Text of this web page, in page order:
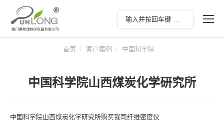
首页 客户案例 中国科学院…
中国科学院山西煤炭化学研究所
中国科学院山西煤炭化学研究所购买我司纤维密度仪